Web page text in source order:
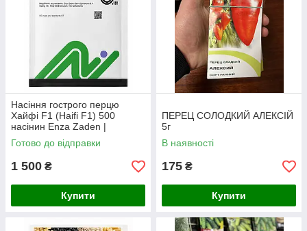
Насіння гострого перцю
Хайфі F1 (Haifi F1) 500
насінин Enza Zaden |
ультраранній каєнський
гібрид для свіжого ринку,
Готово до відправки
1 500 ₴
Купити
ПЕРЕЦ СОЛОДКИЙ АЛЕКСІЙ
5г
В наявності
175 ₴
Купити